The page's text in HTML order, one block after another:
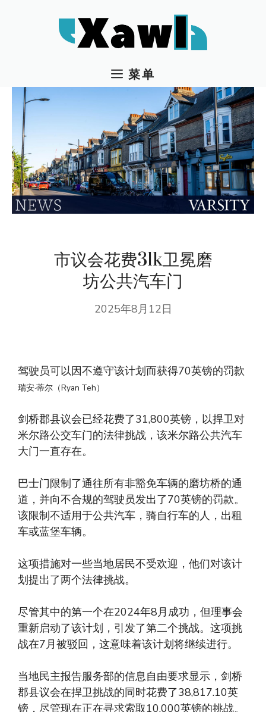
菜单
市议会花费31k卫冕磨
坊公共汽车门
2025年8月12日
驾驶员可以因不遵守该计划而获得70英镑的罚款
瑞安·蒂尔（Ryan Teh）
剑桥郡县议会已经花费了31,800英镑，以捍卫对
米尔路公交车门的法律挑战，该米尔路公共汽车
大门一直存在。
巴士门限制了通往所有非豁免车辆的磨坊桥的通
道，并向不合规的驾驶员发出了70英镑的罚款。
该限制不适用于公共汽车，骑自行车的人，出租
车或蓝堡车辆。
这项措施对一些当地居民不受欢迎，他们对该计
划提出了两个法律挑战。
尽管其中的第一个在2024年8月成功，但理事会
重新启动了该计划，引发了第二个挑战。这项挑
战在7月被驳回，这意味着该计划将继续进行。
当地民主报告服务部的信息自由要求显示，剑桥
郡县议会在捍卫挑战的同时花费了38,817.10英
镑，尽管现在正在寻求索取10,000英镑的挑战。